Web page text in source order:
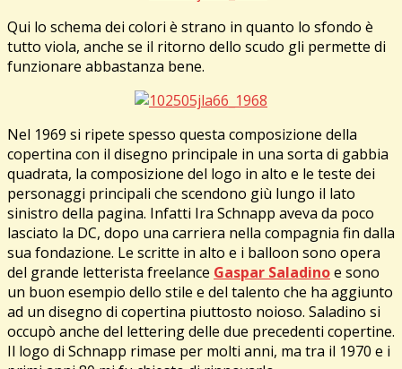
Qui lo schema dei colori è strano in quanto lo sfondo è
tutto viola, anche se il ritorno dello scudo gli permette di
funzionare abbastanza bene.
Nel 1969 si ripete spesso questa composizione della
copertina con il disegno principale in una sorta di gabbia
quadrata, la composizione del logo in alto e le teste dei
personaggi principali che scendono giù lungo il lato
sinistro della pagina. Infatti Ira Schnapp aveva da poco
lasciato la DC, dopo una carriera nella compagnia fin dalla
sua fondazione. Le scritte in alto e i balloon sono opera
del grande letterista freelance Gaspar Saladinoe sono
un buon esempio dello stile e del talento che ha aggiunto
ad un disegno di copertina piuttosto noioso. Saladino si
occupò anche del lettering delle due precedenti copertine.
Il logo di Schnapp rimase per molti anni, ma tra il 1970 e i